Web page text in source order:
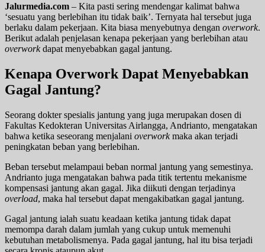
Jalurmedia.com – Kita pasti sering mendengar kalimat bahwa
‘sesuatu yang berlebihan itu tidak baik’. Ternyata hal tersebut juga
berlaku dalam pekerjaan. Kita biasa menyebutnya dengan overwork.
Berikut adalah penjelasan kenapa pekerjaan yang berlebihan atau
overworkdapat menyebabkan gagal jantung.
Kenapa Overwork Dapat Menyebabkan
Gagal Jantung?
Seorang dokter spesialis jantung yang juga merupakan dosen di
Fakultas Kedokteran Universitas Airlangga, Andrianto, mengatakan
bahwa ketika seseorang menjalani overworkmaka akan terjadi
peningkatan beban yang berlebihan.
Beban tersebut melampaui beban normal jantung yang semestinya.
Andrianto juga mengatakan bahwa pada titik tertentu mekanisme
kompensasi jantung akan gagal. Jika diikuti dengan terjadinya
overload, maka hal tersebut dapat mengakibatkan gagal jantung.
Gagal jantung ialah suatu keadaan ketika jantung tidak dapat
memompa darah dalam jumlah yang cukup untuk memenuhi
kebutuhan metabolismenya. Pada gagal jantung, hal itu bisa terjadi